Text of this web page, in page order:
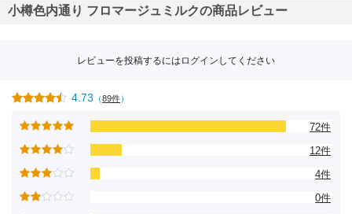
小樽色内通り フロマージュミルクの商品レビュー
レビューを投稿するには ログイン してください
4.73 （89件）
72件
12件
4件
0件